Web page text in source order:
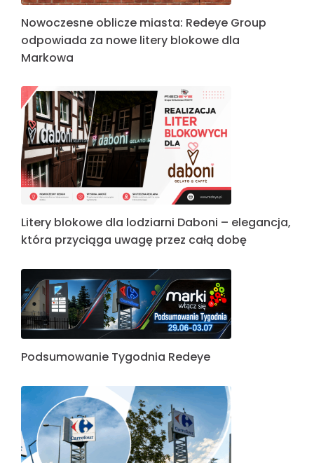
Nowoczesne oblicze miasta: Redeye Group
odpowiada za nowe litery blokowe dla
Markowa
Litery blokowe dla lodziarni Daboni – elegancja,
która przyciąga uwagę przez całą dobę
Podsumowanie Tygodnia Redeye